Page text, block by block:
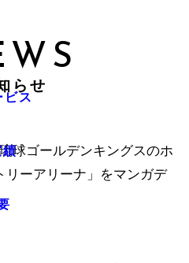
ビス
績
らせ
ゴールデンキングスのホ
リーアリーナ」をマンガデ